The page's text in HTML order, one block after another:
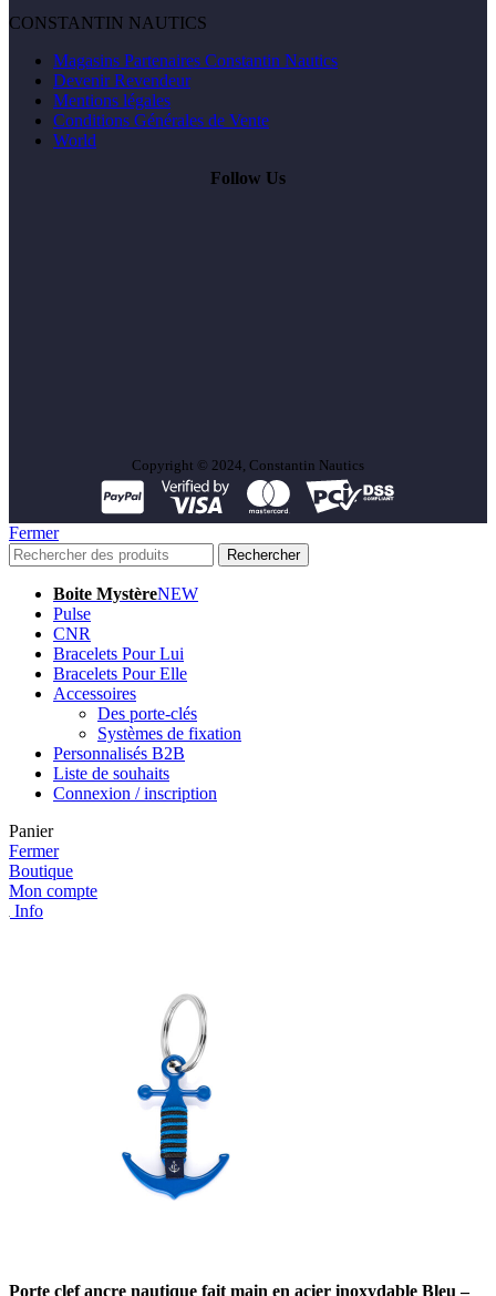
CONSTANTIN NAUTICS
Magasins Partenaires Constantin Nautics
Devenir Revendeur
Mentions légales
Conditions Générales de Vente
World
Follow Us
Copyright © 2024, Constantin Nautics
Fermer
Rechercher
Boite MystèreNEW
Pulse
CNR
Bracelets Pour Lui
Bracelets Pour Elle
Accessoires
Des porte-clés
Systèmes de fixation
Personnalisés B2B
Liste de souhaits
Connexion / inscription
Panier
Fermer
Boutique
Mon compte
Info
Porte clef ancre nautique fait main en acier inoxydable Bleu –